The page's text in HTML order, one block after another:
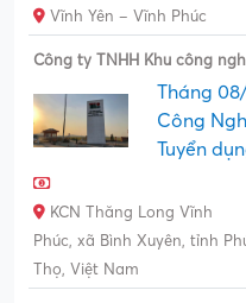
Vĩnh Yên – Vĩnh Phúc
Công ty TNHH Khu công
Tháng
Công
Tuyển
KCN Thăng Long Vĩnh
Phúc, xã Bình Xuyên, tỉnh
Thọ, Việt Nam